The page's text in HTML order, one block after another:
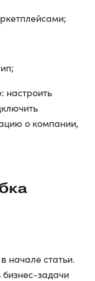
настроить
о компании,
начале статьи.
задачи